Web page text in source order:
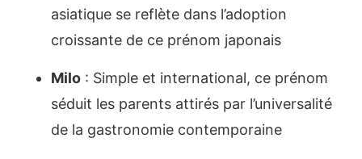
asiatique se reflète dans l’adoption
croissante de ce prénom japonais
Milo : Simple et international, ce prénom
séduit les parents attirés par l’universalité
de la gastronomie contemporaine